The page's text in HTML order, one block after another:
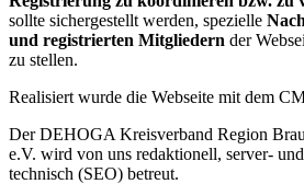
sollte sichergestellt werden, spezielle
und registrierten Mitgliedern der
zu stellen.
Realisiert wurde die Webseite mit dem
Der DEHOGA Kreisverband Region
e.V. wird von uns redaktionell, server-
technisch (SEO) betreut.